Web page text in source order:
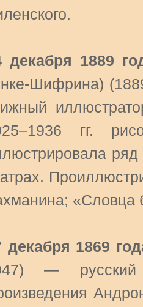
декабря 1889
Шифрина)
гг.
ряд
«Словца
декабря 1869
— русский